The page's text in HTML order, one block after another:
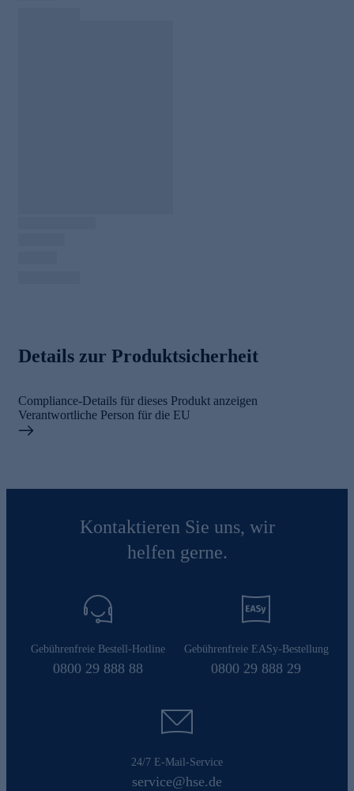
Details zur Produktsicherheit
Compliance-Details für dieses Produkt anzeigen
Verantwortliche Person für die EU
Kontaktieren Sie uns, wir
helfen gerne.
Gebührenfreie Bestell-Hotline
0800 29 888 88
Gebührenfreie EASy-Bestellung
0800 29 888 29
24/7 E-Mail-Service
service@hse.de